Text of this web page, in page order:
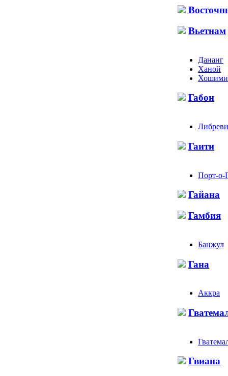
Вьетнам
Дананг
Ханой
Габон
Гаити
Порт-о-
Гайана
Гамбия
Банжул
Гана
Аккра
Гвиана